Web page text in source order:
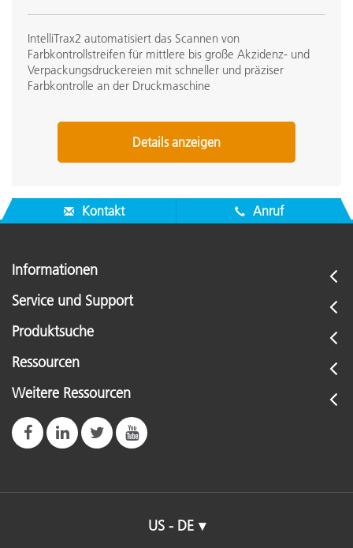
IntelliTrax2 automatisiert das Scannen von
Farbkontrollstreifen für mittlere bis große Akzidenz- und
Verpackungsdruckereien mit schneller und präziser
Farbkontrolle an der Druckmaschine
Details anzeigen
Kontakt Anruf
Informationen
Service und Support
Produktsuche
Ressourcen
Weitere Ressourcen
US - DE